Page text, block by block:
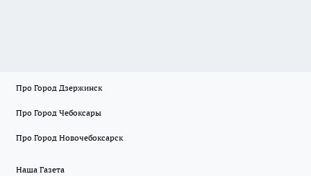
Про Город Дзержинск
Про Город Чебоксары
Про Город Новочебоксарск
Наша Газета